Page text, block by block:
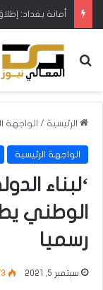
بحث عن
الرئيسية / الواجهة
الواجهة الرئيسية
‘لبناء
الوطني
رسميا
سبتمبر 5, 2021